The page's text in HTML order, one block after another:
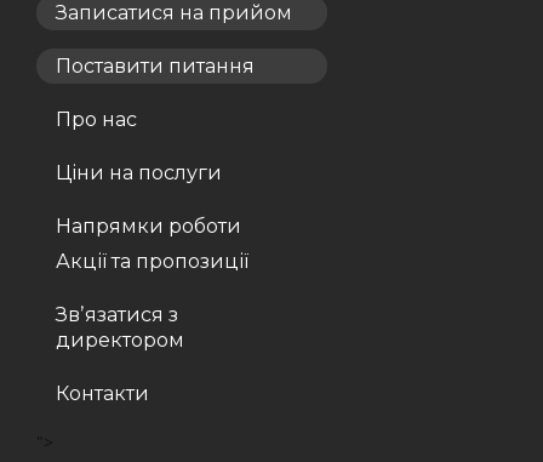
Записатися на прийом
Поставити питання
Про нас
Ціни на послуги
Напрямки роботи
Акції та пропозиції
Звʼязатися з
директором
Контакти